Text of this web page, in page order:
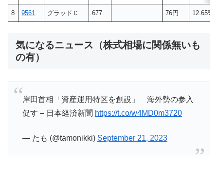
8 9561 グラッドＣ 677 76円 12.65%
気になるニュース（株式相場に関係無いも
の有）
岸田首相「資産運用特区を創設」 海外勢の参入
促す – 日本経済新聞 https://t.co/w4MD0m3720
— たも (@tamonikki) September 21, 2023